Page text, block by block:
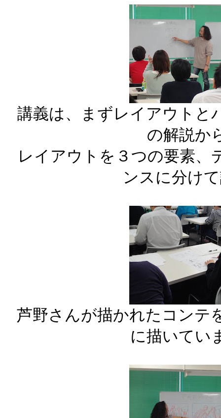
講義は、まずレイアウトと
の解説か
レイアウトを３つの要素、
ンスに分け
芦野さんが描かれたコンテ
に描いてい